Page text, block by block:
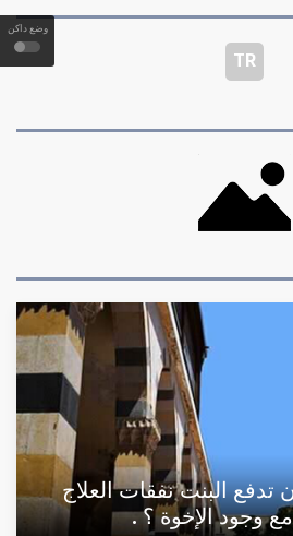
وضع داكن
TR
تدفع البنت نفقات العلاج
مع وجود الإخوة ؟ .